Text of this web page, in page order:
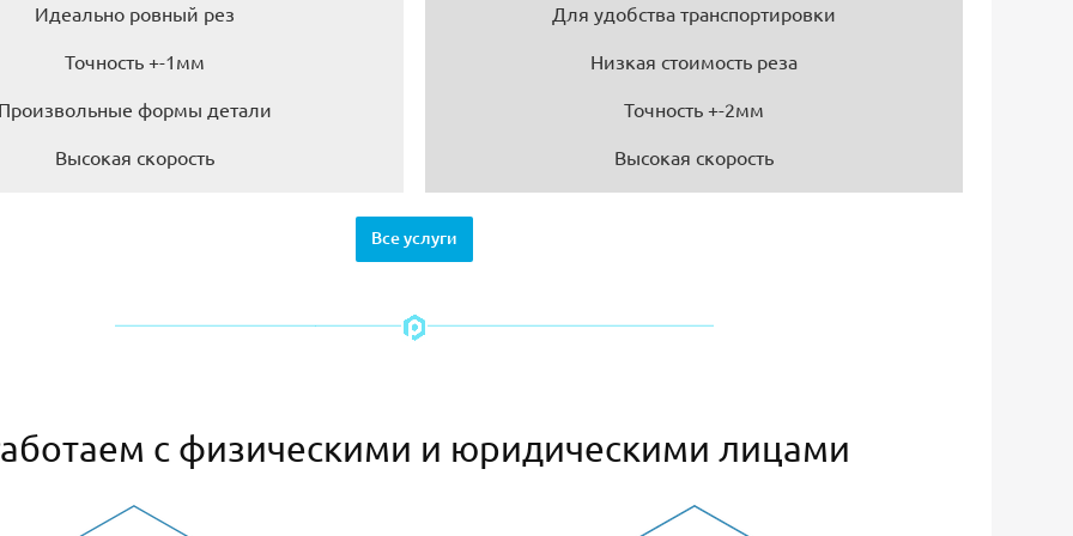
Идеально ровный рез
Точность +-1мм
формы детали
Высокая скорость
Для удобства транспортировки
Низкая стоимость реза
Точность +-2мм
Высокая скорость
Все услуги
с физическими и юридическими лицами